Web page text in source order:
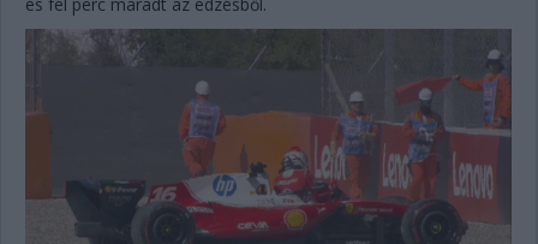
és fél perc maradt az edzésből.